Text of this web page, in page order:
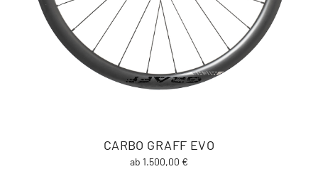
CARBO GRAFF EVO
ab 1.500,00 €